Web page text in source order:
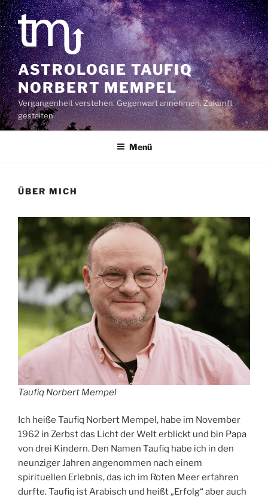
Zum
Inhalt
springen
ASTROLOGIE TAUFIQ
NORBERT MEMPEL
Vergangenheit verstehen. Gegenwart annehmen. Zukunft
gestalten
Menü
ÜBER MICH
Taufiq Norbert Mempel
Ich heiße Taufiq Norbert Mempel, habe im November
1962 in Zerbst das Licht der Welt erblickt und bin Papa
von drei Kindern. Den Namen Taufiq habe ich in den
neunziger Jahren angenommen nach einem
spirituellen Erlebnis, das ich im Roten Meer erfahren
durfte. Taufiq ist Arabisch und heißt „Erfolg“ aber auch